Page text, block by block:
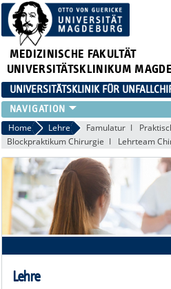
MEDIZINISCHE FAKULTÄT
UNIVERSITÄTSKLINIKUM
UNIVERSITÄTSKLINIK FÜR
KLINIK
PATIENTEN
ZUWEISER
LEHRE
WEITERBILDUNG
FORSCHUNG
AKTUELLES
Home Lehre Famulatur
Blockpraktikum Chirurgie
Lehrteam
Lehre